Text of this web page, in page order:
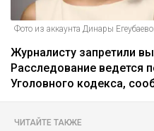
Фото из аккаунта Динары
Журналисту запретили
Расследование ведется
Уголовного кодекса,
ЧИТАЙТЕ ТАКЖЕ